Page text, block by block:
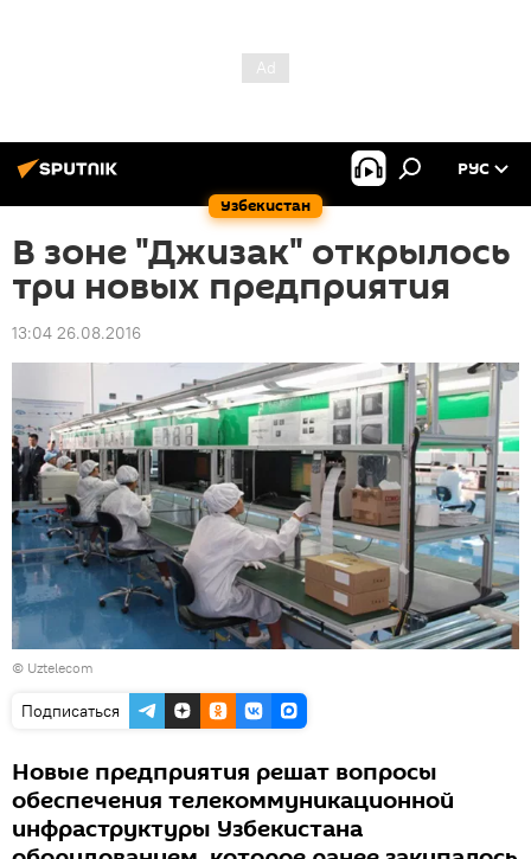
Узбекистан
РУС
В зоне "Джизак" открылось
три новых предприятия
13:04 26.08.2016
© Uztelecom
Подписаться
Новые предприятия решат вопросы
обеспечения телекоммуникационной
инфраструктуры Узбекистана